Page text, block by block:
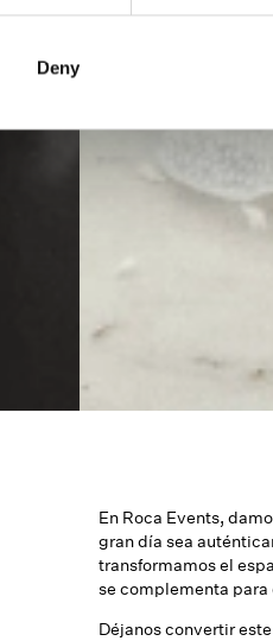
Deny
En Roca Events,
gran día sea
transformamos el
se complementa
Déjanos convertir